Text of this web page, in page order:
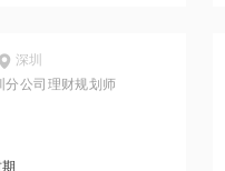
深圳
分公司理财规划师